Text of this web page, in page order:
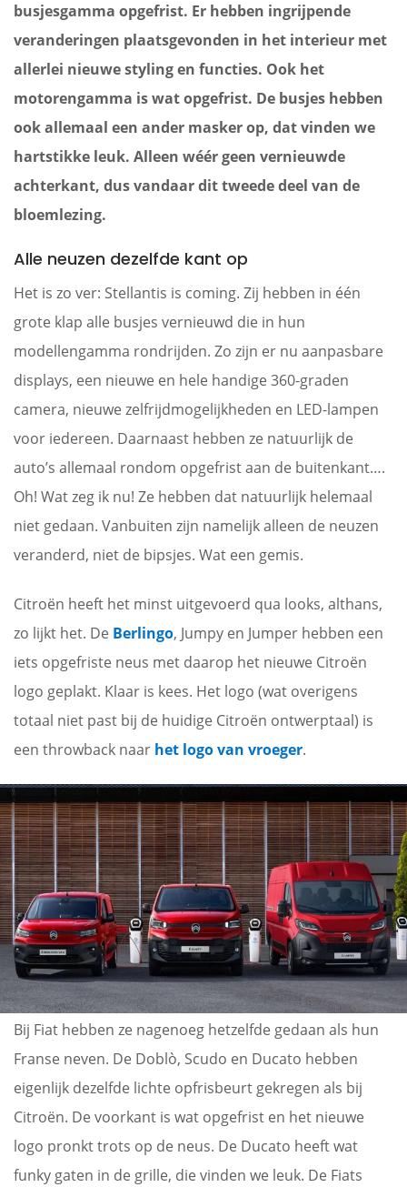
busjesgamma opgefrist. Er hebben ingrijpende
veranderingen plaatsgevonden in het interieur met
allerlei nieuwe styling en functies. Ook het
motorengamma is wat opgefrist. De busjes hebben
ook allemaal een ander masker op, dat vinden we
hartstikke leuk. Alleen wéér geen vernieuwde
achterkant, dus vandaar dit tweede deel van de
bloemlezing.
Alle neuzen dezelfde kant op
Het is zo ver: Stellantis is coming. Zij hebben in één
grote klap alle busjes vernieuwd die in hun
modellengamma rondrijden. Zo zijn er nu aanpasbare
displays, een nieuwe en hele handige 360-graden
camera, nieuwe zelfrijdmogelijkheden en LED-lampen
voor iedereen. Daarnaast hebben ze natuurlijk de
auto’s allemaal rondom opgefrist aan de buitenkant….
Oh! Wat zeg ik nu! Ze hebben dat natuurlijk helemaal
niet gedaan. Vanbuiten zijn namelijk alleen de neuzen
veranderd, niet de bipsjes. Wat een gemis.
Citroën heeft het minst uitgevoerd qua looks, althans,
zo lijkt het. De Berlingo, Jumpy en Jumper hebben een
iets opgefriste neus met daarop het nieuwe Citroën
logo geplakt. Klaar is kees. Het logo (wat overigens
totaal niet past bij de huidige Citroën ontwerptaal) is
een throwback naar het logo van vroeger.
Bij Fiat hebben ze nagenoeg hetzelfde gedaan als hun
Franse neven. De Doblò, Scudo en Ducato hebben
eigenlijk dezelfde lichte opfrisbeurt gekregen als bij
Citroën. De voorkant is wat opgefrist en het nieuwe
logo pronkt trots op de neus. De Ducato heeft wat
funky gaten in de grille, die vinden we leuk. De Fiats